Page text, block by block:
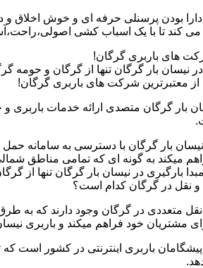
دارا بودن پرسنلی حرفه ای و خوش
کند تا با یک اسباب کشی
های باربری گرگان!
در نیسان بار گرگان تنها از گرگان و حومه
از معتبرترین شرکت های باربری گرگان!
بار گرگان متصدی ارائه خدمات باربری
بار گرگان با دسترسی به سامانه حمل بار
میکند به گونه ای که تمامی مناطق
بارگیری در نیسان بار گرگان تنها از
نقل در گرگان کدام است؟
متعددی در گرگان وجود دارند که به طرق
مشتریان خود فراهم میکند و باربری
پیشگامان باربری اینترنتی در کشور است